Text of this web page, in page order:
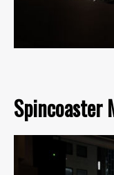
Spincoaster